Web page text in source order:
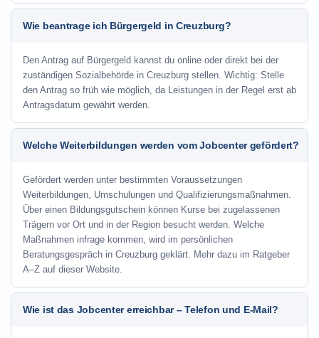
Wie beantrage ich Bürgergeld in Creuzburg?
Den Antrag auf Bürgergeld kannst du online oder direkt bei der
zuständigen Sozialbehörde in Creuzburg stellen. Wichtig: Stelle
den Antrag so früh wie möglich, da Leistungen in der Regel erst ab
Antragsdatum gewährt werden.
Welche Weiterbildungen werden vom Jobcenter gefördert?
Gefördert werden unter bestimmten Voraussetzungen
Weiterbildungen, Umschulungen und Qualifizierungsmaßnahmen.
Über einen Bildungsgutschein können Kurse bei zugelassenen
Trägern vor Ort und in der Region besucht werden. Welche
Maßnahmen infrage kommen, wird im persönlichen
Beratungsgespräch in Creuzburg geklärt. Mehr dazu im Ratgeber
A–Z auf dieser Website.
Wie ist das Jobcenter erreichbar – Telefon und E-Mail?